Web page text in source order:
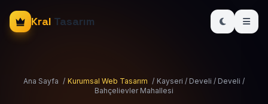
Kral Tasarım
Ana Sayfa / Kurumsal Web Tasarım / Kayseri / Develi / Develi /
Bahçelievler Mahallesi